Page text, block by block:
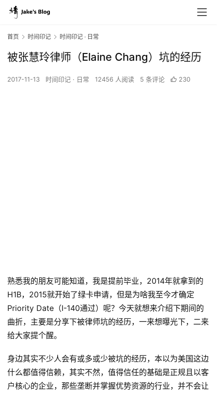
首页 时间印记 时间印记 · 日常
被张慧玲律师（Elaine Chang）坑的经历
2017-11-13 时间印记 · 日常 12456 人阅读 5 条评论 230
熟悉我的朋友可能知道，我是提前毕业，2014年就拿到的
H1B，2015就开始了绿卡申请，但是为啥我至今才确定
Priority Date（I-140通过）呢？今天就想来介绍下期间的
曲折，主要是分享下被律师坑的经历，一来想曝光下，二来
给大家提个醒。
身边其实不少人会有或多或少被坑的经历，本以为美国这边
什么都值得信赖，其实不然，值得信任的基础是正规且以客
户核心的企业，那些垄断并掌握优势资源的行业，并不会让